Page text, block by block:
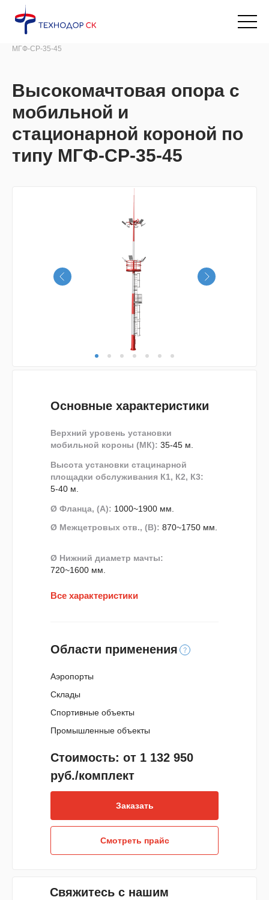
Главная → Каталог продукции
МГФ-СР-35-45
Высокомачтовая опора с
мобильной и
стационарной короной по
типу МГФ-СР-35-45
Верхний уровень установки
мобильной короны (МК): 35-45 м.
Высота установки стацинарной
площадки обслуживания К1, К2, К3:
5-40 м.
Ø Фланца, (А): 1000~1900 мм.
Основные характеристики
Ø Межцетровых отв., (В): 870~1750 мм.
Ø Нижний диаметр мачты:
720~1600 мм.
Все характеристики
Аэропорты
Склады
Спортивные объекты
Промышленные объекты
Области применения
Свяжитесь с нашим
Стоимость: от 1 132 950
руб./комплект
Смотреть прайс
Заказать